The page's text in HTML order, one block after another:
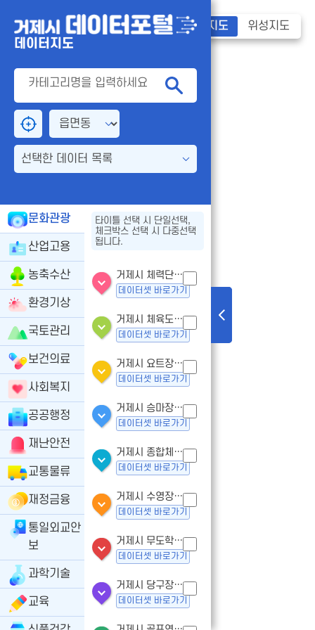
데이터지도
선택한 데이터 목록
타이틀 선택 시 단일선택,
체크박스 선택 시 다중선택
됩니다.
문화관광
거제시 체력단련장업 - 인허가
데이터셋 바로가기
거제시 체육도장업 - 인허가
데이터셋 바로가기
거제시 요트장업 - 인허가
데이터셋 바로가기
거제시 승마장업- 인허가
데이터셋 바로가기
거제시 종합체육시설업 - 인허가
데이터셋 바로가기
거제시 수영장업 - 인허가
데이터셋 바로가기
거제시 무도학원업 - 인허가
데이터셋 바로가기
거제시 당구장업 - 인허가
데이터셋 바로가기
산업고용
농축수산
환경기상
국토관리
보건의료
사회복지
공공행정
재난안전
교통물류
재정금융
통일외교안
보
과학기술
교육
기본지도 위성지도